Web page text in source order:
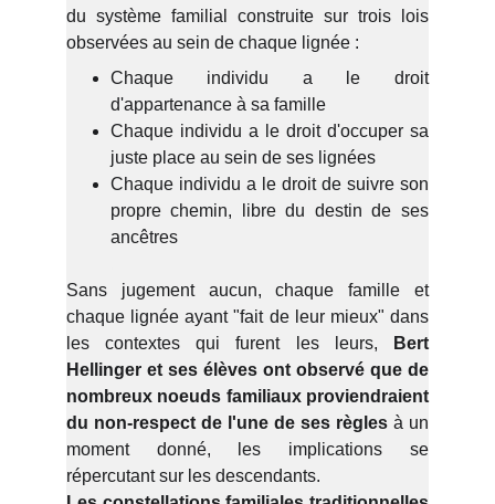
du système familial construite sur trois lois
observées au sein de chaque lignée :
Chaque individu a le droit
d'appartenance à sa famille
Chaque individu a le droit d'occuper sa
juste place au sein de ses lignées
Chaque individu a le droit de suivre son
propre chemin, libre du destin de ses
ancêtres
Sans jugement aucun, chaque famille et
chaque lignée ayant "fait de leur mieux" dans
les contextes qui furent les leurs,
Bert
Hellinger et ses élèves ont observé que de
nombreux noeuds familiaux proviendraient
du non-respect de l'une de ses règlesà un
moment donné, les implications se
répercutant sur les descendants.